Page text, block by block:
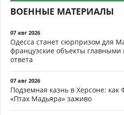
ВОЕННЫЕ МАТЕРИАЛЫ
07 авг 2026
Одесса станет сюрпризом для
французские объекты главными
ответа
07 авг 2026
Подземная казнь в Херсоне:
«Птах Мадьяра» заживо